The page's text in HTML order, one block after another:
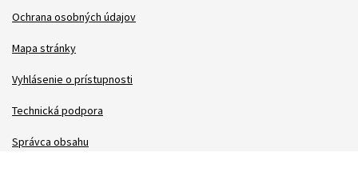
Ochrana osobných údajov
Mapa stránky
Vyhlásenie o prístupnosti
Technická podpora
Správca obsahu